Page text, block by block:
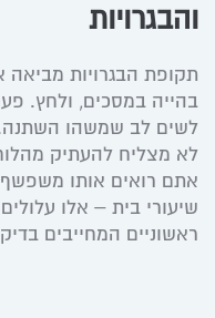
והבגרויות
תקופת הבגרויות
בהייה במסכים, ולחץ.
לשים לב שמשהו
לא מצליח להעתיק
אתם רואים אותו
שיעורי בית – אלו
ראשוניים המחייבים